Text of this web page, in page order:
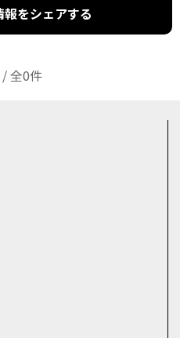
をシェアする
全0件